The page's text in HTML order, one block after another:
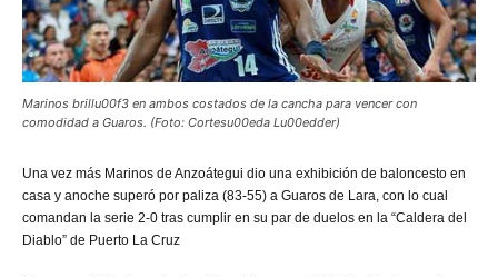
Marinos brillu00f3 en ambos costados de la cancha para vencer con
comodidad a Guaros. (Foto: Cortesu00eda Lu00edder)
Una vez más Marinos de Anzoátegui dio una exhibición de baloncesto en
casa y anoche superó por paliza (83-55) a Guaros de Lara, con lo cual
comandan la serie 2-0 tras cumplir en su par de duelos en la “Caldera del
Diablo” de Puerto La Cruz